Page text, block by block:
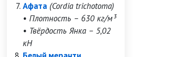
Афата (Cordia trichotoma)
• Плотность – 630 кг/м³
• Твёрдость Янка – 5,02
кН